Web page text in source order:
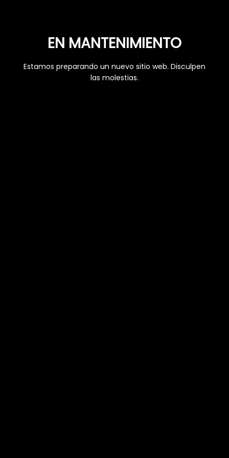
EN MANTENIMIENTO
Estamos preparando un nuevo sitio web. Disculpen
las molestias.